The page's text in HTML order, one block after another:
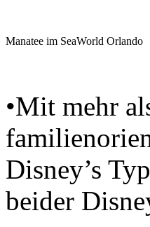
Manatee im SeaWorld Orlando
•Mit mehr
Disney’s
beider